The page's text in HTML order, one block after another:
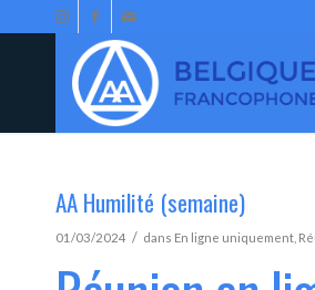
AA Humilité (semaine)
01/03/2024 / dans En ligne uniquement